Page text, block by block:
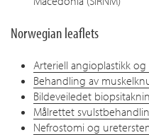
Norwegian leaflets
Arteriell angioplastikk
Behandling av
Bildeveiledet
Målrettet
Nefrostomi og